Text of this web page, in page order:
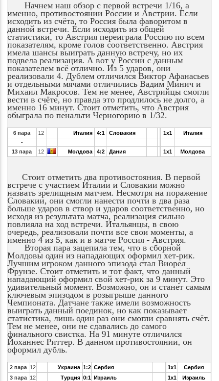
Начнем наш обзор с первой встречи 1/16, а
именно, противостоянии России и Австрии. Если
исходить из счёта, то Россия была фаворитом в
данной встречи. Если исходить из общей
статистики, то Австрия переиграла Россию по всем
показателям, кроме голов соответственно. Австрия
имела шансы выиграть данную встречу, но их
подвела реализация. А вот у России с данным
показателем всё отлично. Из 5 ударов, они
реализовали 4. Дублем отличился Виктор Афанасьев
и отдельными мячами отличились Вадим Минич и
Михаил Макросов. Тем не менее, Австрийцы смогли
вести в счёте, но правда это продлилось не долго, а
именно 16 минут. Стоит отметить, что Австрия
обыграла по пенальти Черногорию в 1/32.
6 пара 12 Италия 4:1 Словакия 1x1
Италия
-
13 пара
12 Молдова 4:2 Дания 1x1 Молдова
Стоит отметить два противостояния. В первой
встрече с участием Италии и Словакии можно
назвать зрелищным матчем. Несмотря на поражение
Словакии, они смогли нанести почти в два раза
больше ударов в створ и ударов соответственно, но
исходя из результата матча, реализация сильно
повлияла на ход встречи. Итальянцы, в свою
очередь, реализовали почти все свои моменты, а
именно 4 из 5, как и в матче Россия - Австрия.
Вторая пара зацепила тем, что в сборной
Молдовы один из нападающих оформил хет-рик.
Лучшим игроком данного эпизода стал Виорел
Фрунзе. Стоит отметить и тот факт, что данный
нападающий оформил свой хет-рик за 9 минут. Это
удивительный момент. Возможно, он и станет самым
ключевым эпизодом в розыгрыше данного
Чемпионата. Датчане также имели возможность
выиграть данный поединок, но как показывает
статистика, лишь один раз они смогли сравнять счёт.
Тем не менее, они не сдавались до самого
финального свистка. На 91 минуте отличился
Йоханнес Риттер. В данном противостоянии, он
оформил дубль.
2 пара 12 Украина 1:2 Сербия 1x1
Сербия
3 пара 12 Турция 0:1 Израиль 1x1
Израиль